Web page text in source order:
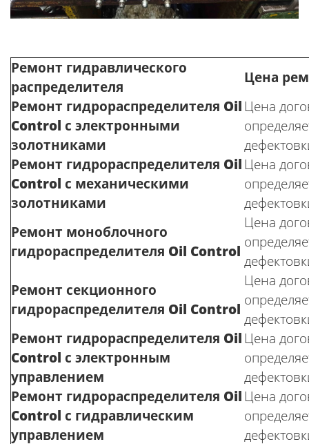
Ремонт гидравлического
распределителя
Цена
Ремонт гидрораспределителя Oil
Control с электронными
золотниками
Цена
Ремонт гидрораспределителя Oil
Control с механическими
золотниками
Цена
Ремонт моноблочного
гидрораспределителя Oil Control
Цена
Ремонт секционного
гидрораспределителя Oil Control
Цена
Ремонт гидрораспределителя Oil
Control с электронным
управлением
Цена
Ремонт гидрораспределителя Oil
Control с гидравлическим
управлением
Цена